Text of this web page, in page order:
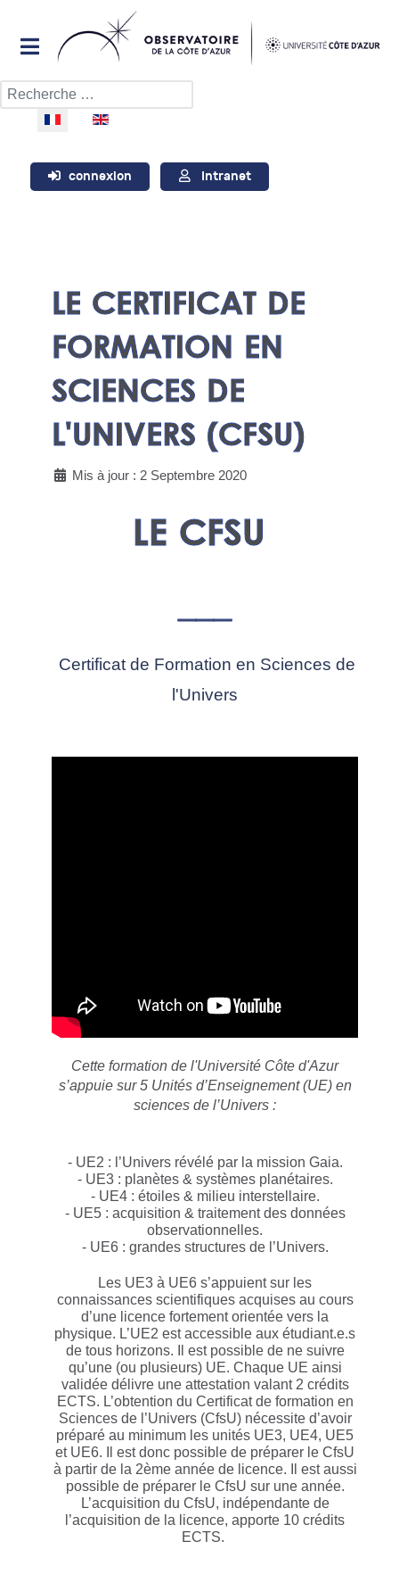
Rechercher
Sélectionnez votre langue
connexion Intranet
LE CERTIFICAT DE
FORMATION EN
SCIENCES DE
L'UNIVERS (CFSU)
Mis à jour : 2 Septembre 2020
LE CFSU
Certificat de Formation en Sciences de
l'Univers
Cette formation de l'Université Côte d'Azur
s’appuie sur 5 Unités d’Enseignement (UE) en
sciences de l’Univers :
- UE2 : l’Univers révélé par la mission Gaia.
- UE3 : planètes & systèmes planétaires.
- UE4 : étoiles & milieu interstellaire.
- UE5 : acquisition & traitement des données
observationnelles.
- UE6 : grandes structures de l’Univers.
Les UE3 à UE6 s’appuient sur les
connaissances scientifiques acquises au cours
d’une licence fortement orientée vers la
physique. L’UE2 est accessible aux étudiant.e.s
de tous horizons. Il est possible de ne suivre
qu’une (ou plusieurs) UE. Chaque UE ainsi
validée délivre une attestation valant 2 crédits
ECTS. L’obtention du Certificat de formation en
Sciences de l’Univers (CfsU) nécessite d’avoir
préparé au minimum les unités UE3, UE4, UE5
et UE6. Il est donc possible de préparer le CfsU
à partir de la 2ème année de licence. Il est aussi
possible de préparer le CfsU sur une année.
L’acquisition du CfsU, indépendante de
l’acquisition de la licence, apporte 10 crédits
ECTS.